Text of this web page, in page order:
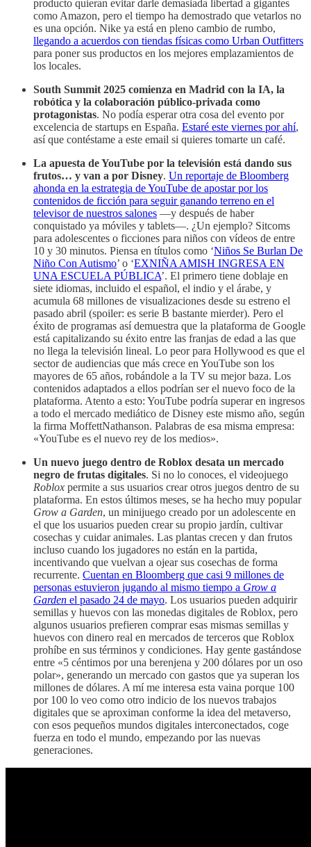
producto quieran evitar darle demasiada libertad a gigantes
como Amazon, pero el tiempo ha demostrado que vetarlos no
es una opción. Nike ya está en pleno cambio de rumbo,
llegando a acuerdos con tiendas físicas como Urban Outfitters
para poner sus productos en los mejores emplazamientos de
los locales.
South Summit 2025 comienza en Madrid con la IA, la
robótica y la colaboración público-privada como
protagonistas. No podía esperar otra cosa del evento por
excelencia de startups en España. Estaré este viernes por ahí,
así que contéstame a este email si quieres tomarte un café.
La apuesta de YouTube por la televisión está dando sus
frutos… y van a por Disney. Un reportaje de Bloomberg
ahonda en la estrategia de YouTube de apostar por los
contenidos de ficción para seguir ganando terreno en el
televisor de nuestros salones —y después de haber
conquistado ya móviles y tablets—. ¿Un ejemplo? Sitcoms
para adolescentes o ficciones para niños con vídeos de entre
10 y 30 minutos. Piensa en títulos como ‘Niños Se Burlan De
Niño Con Autismo’ o ‘EXNIÑA AMISH INGRESA EN
UNA ESCUELA PÚBLICA’. El primero tiene doblaje en
siete idiomas, incluido el español, el indio y el árabe, y
acumula 68 millones de visualizaciones desde su estreno el
pasado abril (spoiler: es serie B bastante mierder). Pero el
éxito de programas así demuestra que la plataforma de Google
está capitalizando su éxito entre las franjas de edad a las que
no llega la televisión lineal. Lo peor para Hollywood es que el
sector de audiencias que más crece en YouTube son los
mayores de 65 años, robándole a la TV su mejor baza. Los
contenidos adaptados a ellos podrían ser el nuevo foco de la
plataforma. Atento a esto: YouTube podría superar en ingresos
a todo el mercado mediático de Disney este mismo año, según
la firma MoffettNathanson. Palabras de esa misma empresa:
«YouTube es el nuevo rey de los medios».
Un nuevo juego dentro de Roblox desata un mercado
negro de frutas digitales. Si no lo conoces, el videojuego
Roblox permite a sus usuarios crear otros juegos dentro de su
plataforma. En estos últimos meses, se ha hecho muy popular
Grow a Garden, un minijuego creado por un adolescente en
el que los usuarios pueden crear su propio jardín, cultivar
cosechas y cuidar animales. Las plantas crecen y dan frutos
incluso cuando los jugadores no están en la partida,
incentivando que vuelvan a ojear sus cosechas de forma
recurrente. Cuentan en Bloomberg que casi 9 millones de
personas estuvieron jugando al mismo tiempo a Grow a
Garden el pasado 24 de mayo. Los usuarios pueden adquirir
semillas y huevos con las monedas digitales de Roblox, pero
algunos usuarios prefieren comprar esas mismas semillas y
huevos con dinero real en mercados de terceros que Roblox
prohíbe en sus términos y condiciones. Hay gente gastándose
entre «5 céntimos por una berenjena y 200 dólares por un oso
polar», generando un mercado con gastos que ya superan los
millones de dólares. A mí me interesa esta vaina porque 100
por 100 lo veo como otro indicio de los nuevos trabajos
digitales que se aproximan conforme la idea del metaverso,
con esos pequeños mundos digitales interconectados, coge
fuerza en todo el mundo, empezando por las nuevas
generaciones.